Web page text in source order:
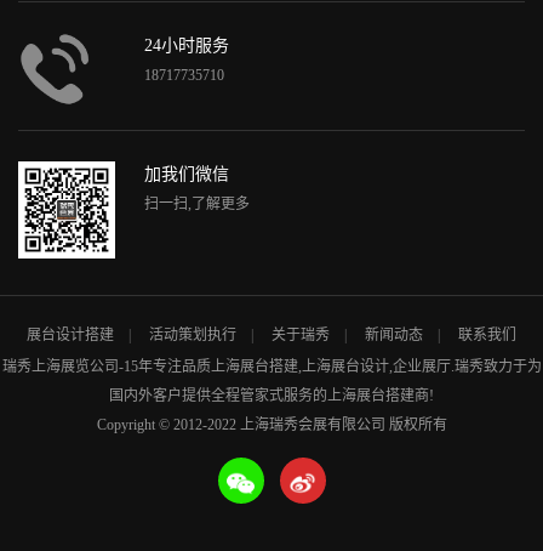
24小时服务
18717735710
加我们微信
扫一扫,了解更多
展台设计搭建 活动策划执行 关于瑞秀 新闻动态
联系我们
瑞秀上海展览公司 -15年专注品质上海展台搭建,上海展台设计,企业展厅.瑞秀致力于为
国内外客户提供全程管家式服务的上海展台搭建商!
Copyright © 2012-2022 上海瑞秀会展有限公司 版权所有